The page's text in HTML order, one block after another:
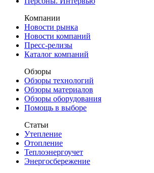
Компании
Новости рынка
Новости компаний
Пресс-релизы
Каталог компаний
Обзоры
Обзоры технологий
Обзоры материалов
Обзоры оборудования
Помощь в выборе
Статьи
Утепление
Отопление
Теплоэнергоучет
Энергосбережение